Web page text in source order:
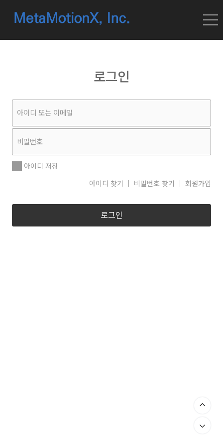
로그인
아이디 저장
아이디 찾기
비밀번호 찾기 회원가입
로그인